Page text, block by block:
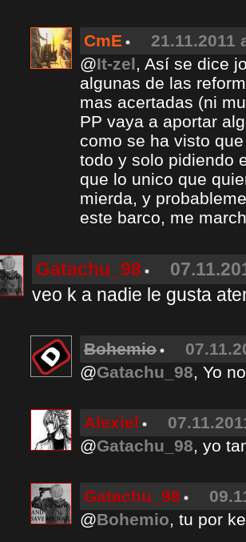
CmE
21.11.2011
@It-zel, Así se dice
algunas de las
mas acertadas (ni
PP vaya a aportar
como se ha visto
todo y solo pidiendo
que lo unico que
mierda, y
este barco, me
Gatachu_98
veo k a nadie le gusta
Bohemio
@Gatachu_98, Yo
Alexiel
@Gatachu_98, yo
Gatachu_98
@Bohemio, tu por